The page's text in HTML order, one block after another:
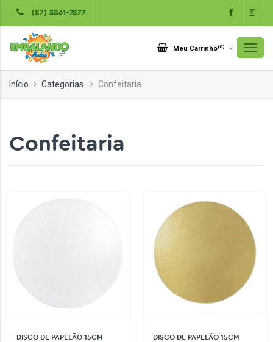
(87) 3861-7877
Meu Carrinho(0)
Início Categorias Confeitaria
Confeitaria
DISCO DE PAPELÃO 15CM
DISCO DE PAPELÃO 15CM